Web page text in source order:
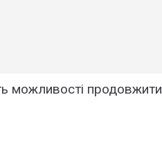
можливості продовжити